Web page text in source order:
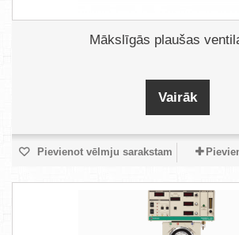
Mākslīgās plaušas
Vairāk
Pievienot vēlmju sarakstam